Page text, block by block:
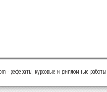
- рефераты, курсовые и дипломные работы